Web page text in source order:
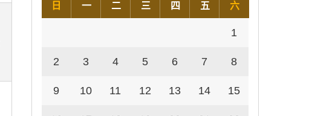
日 一 二 三 四 五 六
1
2 3 4 5 6 7 8
9 10 11 12 13 14 15